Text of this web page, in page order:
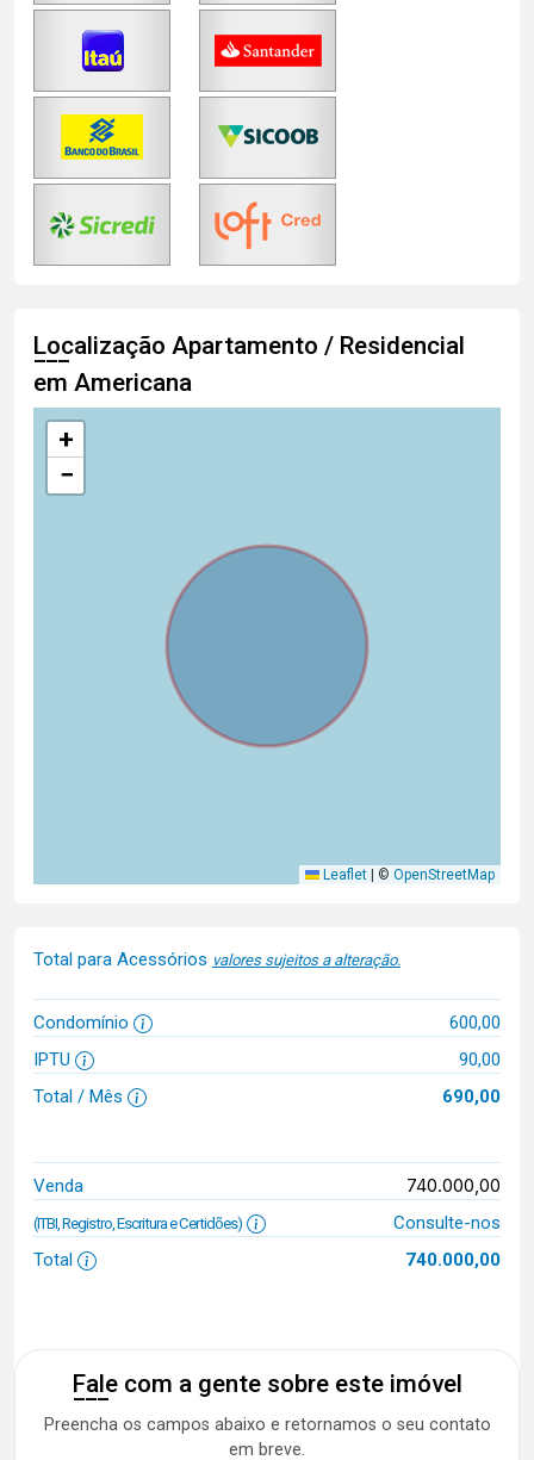
Localização Apartamento / Residencial
em Americana
+
−
Leaflet © OpenStreetMap
Total para Acessórios valores sujeitos a alteração.
Condomínio
600,00
IPTU
90,00
Total / Mês
690,00
Venda 740.000,00
(ITBI, Registro, Escritura e Certidões)
Consulte-nos
Total
740.000,00
Fale com a gente sobre este imóvel
Preencha os campos abaixo e retornamos o seu contato
em breve.